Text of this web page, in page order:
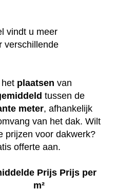
vindt u meer
verschillende
plaatsen van
tussen de
meter, afhankelijk
van het dak. Wilt
prijzen voor dakwerk?
offerte aan.
Prijs Prijs per
m²